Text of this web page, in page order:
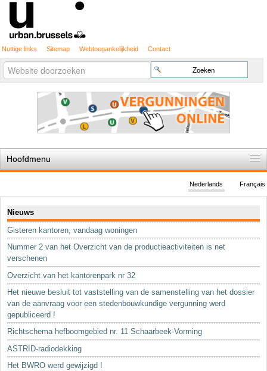
Nuttige links Sitemap Webtoegankelijkheid Contact
Zoek
Geavanceerd
zoeken...
Hoofdmenu
De spelregels
Stedenbouwkundige vergunning
Cartografie
Studies en publicaties
Sleutelwoorden
Stedenbouwkundige inlichtingen
Français
Nederlands
Nieuws
Gisteren kantoren, vandaag woningen
Nummer 2 van het Overzicht van de productieactiviteiten is net
verschenen
Overzicht van het kantorenpark nr 32
Het nieuwe besluit tot vaststelling van de samenstelling van het dossier
van de aanvraag voor een stedenbouwkundige vergunning werd
gepubliceerd !
Richtschema hefboomgebied nr. 11 Schaarbeek-Vorming
ASTRID-radiodekking
Het BWRO werd gewijzigd !